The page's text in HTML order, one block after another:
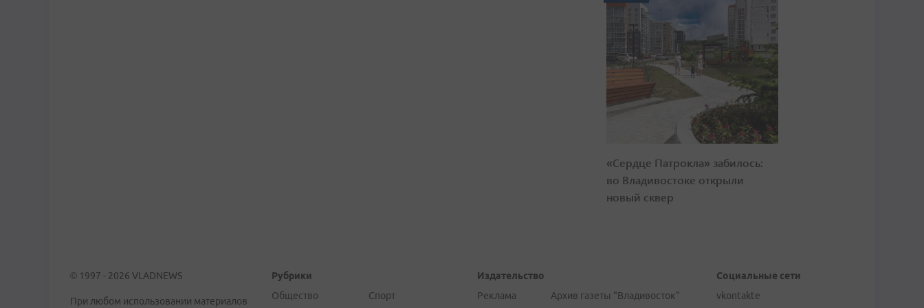
«Сердце Патрокла» забилось:
во Владивостоке открыли
новый сквер
© 1997 - 2026 VLADNEWS
При любом использовании материалов
Рубрики
Общество
Спорт
Издательство
Реклама
Архив газеты "Владивосток"
Социальные сети
vkontakte